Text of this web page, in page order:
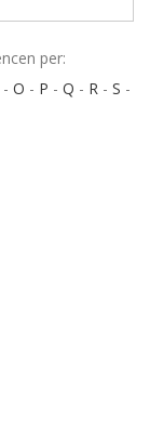
per:
- O - P - Q - R - S -